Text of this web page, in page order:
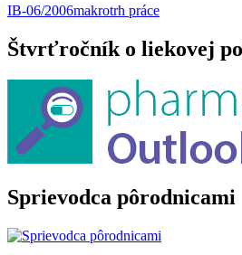
IB-06/2006makrotrh práce
Štvrťročník o liekovej
Sprievodca pôrodnicami